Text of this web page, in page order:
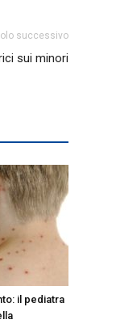
successivo
sui minori
il pediatra